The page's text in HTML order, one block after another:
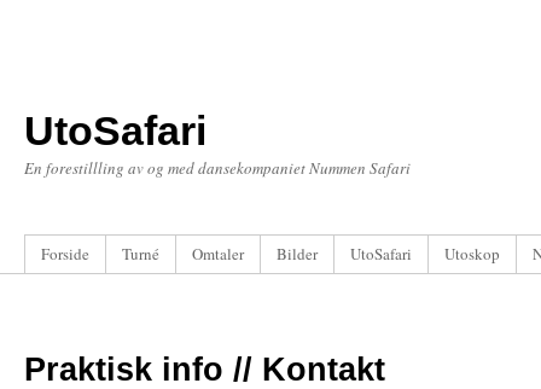
UtoSafari
En forestillling av og med dansekompaniet Nummen Safari
Forside Turné Omtaler Bilder UtoSafari Utoskop
Praktisk info // Kontakt